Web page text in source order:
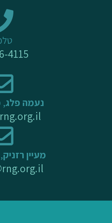
4115
נעמה פלג,
מעיין רזניק